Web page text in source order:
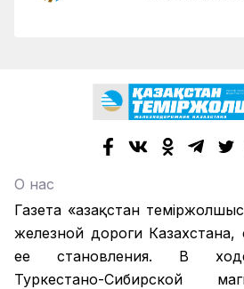
О нас
Газета «Қазақстан
железной дороги
ее становления. В ходе
Туркестано-Сибирской